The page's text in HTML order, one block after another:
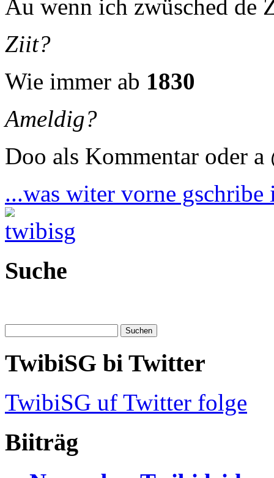
Au wenn ich zwüsched de
Ziit?
Wie immer ab 1830
Ameldig?
Doo als Kommentar oder
...was witer vorne gschribe
Suche
TwibiSG bi Twitter
TwibiSG uf Twitter folge
Biiträg